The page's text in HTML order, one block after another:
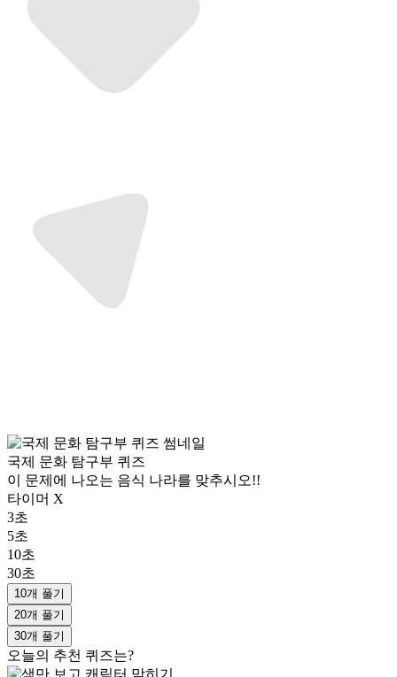
국제 문화 탐구부 퀴즈
이 문제에 나오는 음식 나라를 맞추시오!!
타이머 X
3초
5초
10초
30초
10개 풀기
20개 풀기
30개 풀기
오늘의 추천 퀴즈는?